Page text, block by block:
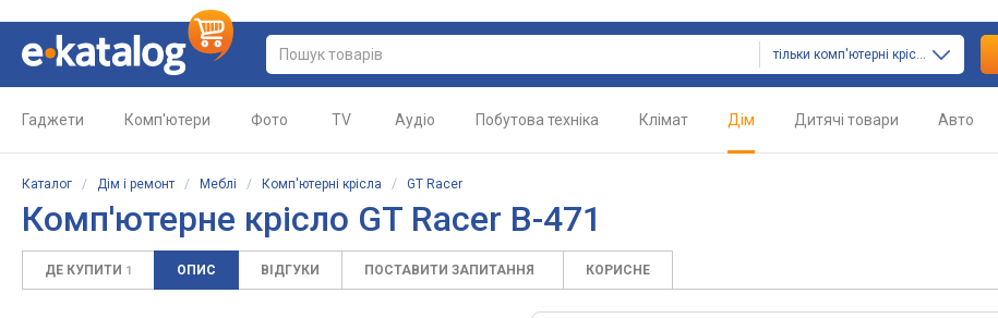
тільки комп'ютерні крісла
Гаджети Комп'ютери Фото TV Аудіо Побутова техніка Клімат Дім Дитячі товари Авто
Каталог / Дім і ремонт / Меблі / Комп'ютерні крісла / GT Racer
Комп'ютерне крісло GT Racer B-471
ДЕ КУПИТИ 1 ОПИС ВІДГУКИ ПОСТАВИТИ ЗАПИТАННЯ КОРИСНЕ